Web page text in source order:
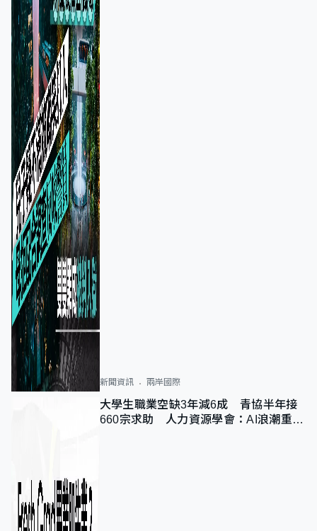
新聞資訊 兩岸國際
大學生職業空缺3年減6成 青協半年接
660宗求助 人力資源學會：AI浪潮重整